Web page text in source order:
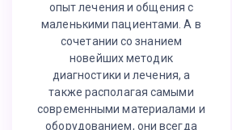
опыт лечения и общения с
маленькими пациентами. А в
сочетании со знанием
новейших методик
диагностики и лечения, а
также располагая самыми
современными материалами и
оборудованием, они всегда